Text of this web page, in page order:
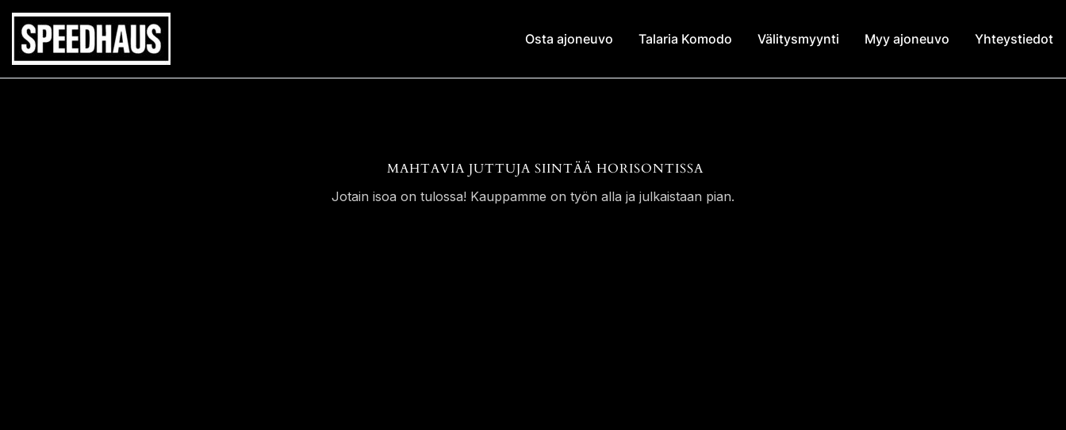
Siirry
sisältöön
Osta ajoneuvo Talaria Komodo Välitysmyynti Myy ajoneuvo Yhteystiedot
MAHTAVIA JUTTUJA SIINTÄÄ HORISONTISSA
Jotain isoa on tulossa! Kauppamme on työn alla ja julkaistaan pian.